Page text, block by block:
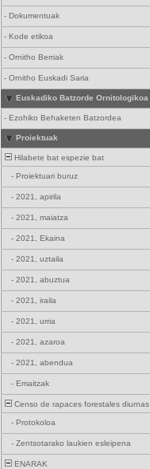
- Dokumentuak
- Kode etikoa
- Ornitho Berriak
- Ornitho Euskadi Saria
Euskadiko Batzorde Ornitologikoa
- Ezohiko Behaketen Batzordea
Proiektuak
Hilabete bat espezie bat
- Proiektuari buruz
- 2021, apirila
- 2021, maiatza
- 2021, Ekaina
- 2021, uztaila
- 2021, abuztua
- 2021, iraila
- 2021, urria
- 2021, azaroa
- 2021, abendua
- Emaitzak
Censo de rapaces forestales diurnas
- Protokoloa
- Zentsotarako laukien esleipena
ENARAK